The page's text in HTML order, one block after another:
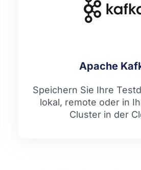
Apache
Speichern Sie Ihre
lokal, remote oder in
Cluster in der